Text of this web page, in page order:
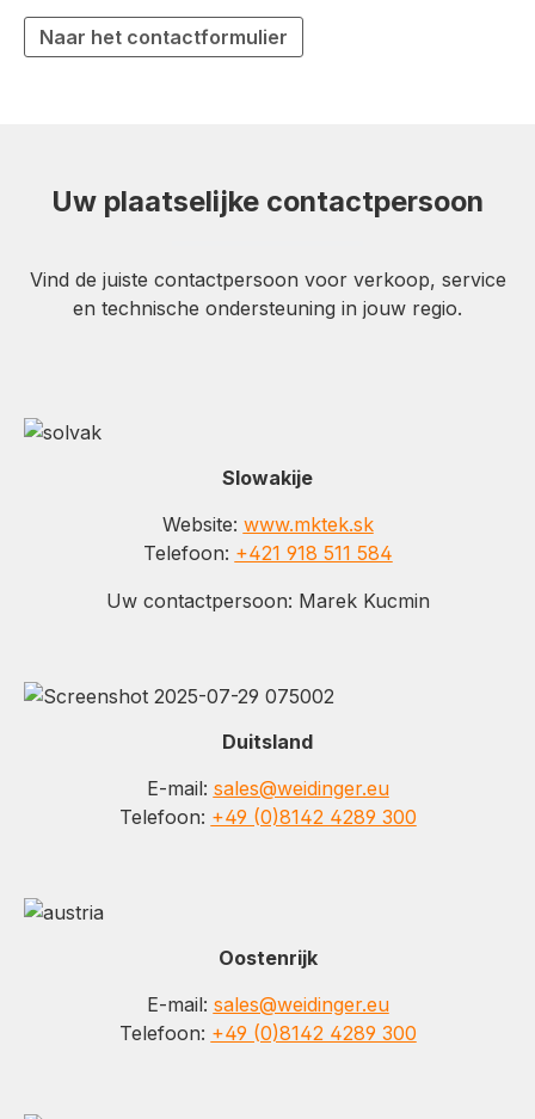
Naar het contactformulier
Uw plaatselijke contactpersoon
Vind de juiste contactpersoon voor verkoop, service
en technische ondersteuning in jouw regio.
Duitsland
E-mail: sales@weidinger.eu
Telefoon: +49 (0)8142 4289 300
Oostenrijk
E-mail: sales@weidinger.eu
Telefoon: +49 (0)8142 4289 300
Slowakije
Website: www.mktek.sk
Telefoon: +421 918 511 584
Uw contactpersoon: Marek Kucmin